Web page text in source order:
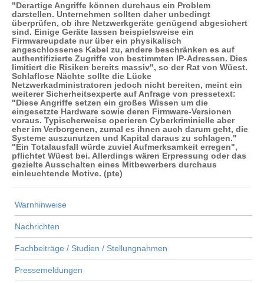
"Derartige Angriffe können durchaus ein Problem
darstellen. Unternehmen sollten daher unbedingt
überprüfen, ob ihre Netzwerkgeräte genügend abgesichert
sind. Einige Geräte lassen beispielsweise ein
Firmwareupdate nur über ein physikalisch
angeschlossenes Kabel zu, andere beschränken es auf
authentifizierte Zugriffe von bestimmten IP-Adressen. Dies
limitiert die Risiken bereits massiv", so der Rat von Wüest.
Schlaflose Nächte sollte die Lücke
Netzwerkadministratoren jedoch nicht bereiten, meint ein
weiterer Sicherheitsexperte auf Anfrage von pressetext:
"Diese Angriffe setzen ein großes Wissen um die
eingesetzte Hardware sowie deren Firmware-Versionen
voraus. Typischerweise operieren Cyberkriminielle aber
eher im Verborgenen, zumal es ihnen auch darum geht, die
Systeme auszunutzen und Kapital daraus zu schlagen."
"Ein Totalausfall würde zuviel Aufmerksamkeit erregen",
pflichtet Wüest bei. Allerdings wären Erpressung oder das
gezielte Ausschalten eines Mitbewerbers durchaus
einleuchtende Motive. (pte)
Warnhinweise
Nachrichten
Fachbeiträge / Studien / Stellungnahmen
Pressemeldungen